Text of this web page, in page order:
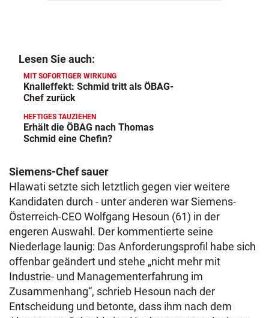
Lesen Sie auch:
MIT SOFORTIGER WIRKUNG
Knalleffekt: Schmid tritt als ÖBAG-
Chef zurück
HEFTIGES TAUZIEHEN
Erhält die ÖBAG nach Thomas
Schmid eine Chefin?
Siemens-Chef sauer
Hlawati setzte sich letztlich gegen vier weitere
Kandidaten durch - unter anderen war Siemens-
Österreich-CEO Wolfgang Hesoun (61) in der
engeren Auswahl. Der kommentierte seine
Niederlage launig: Das Anforderungsprofil habe sich
offenbar geändert und stehe „nicht mehr mit
Industrie- und Managementerfahrung im
Zusammenhang“, schrieb Hesoun nach der
Entscheidung und betonte, dass ihm nach dem